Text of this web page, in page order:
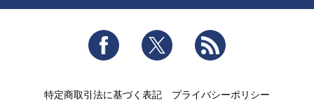
Facebook Twitter
特定商取引法に基づく表記
プライバシーポリシー